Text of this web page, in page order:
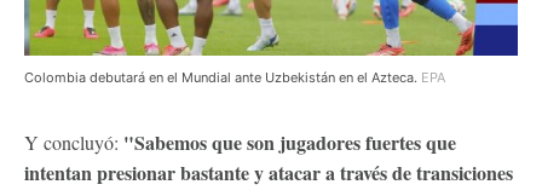
Colombia debutará en el Mundial ante Uzbekistán en el Azteca. EPA
Y concluyó: "​Sabemos que son jugadores fuertes que
intentan presionar bastante y atacar a través de transiciones